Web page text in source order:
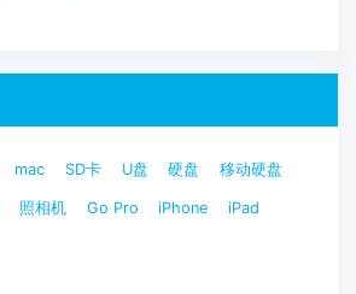
mac SD卡 U盘 硬盘 移动硬盘
照相机 Go Pro iPhone iPad